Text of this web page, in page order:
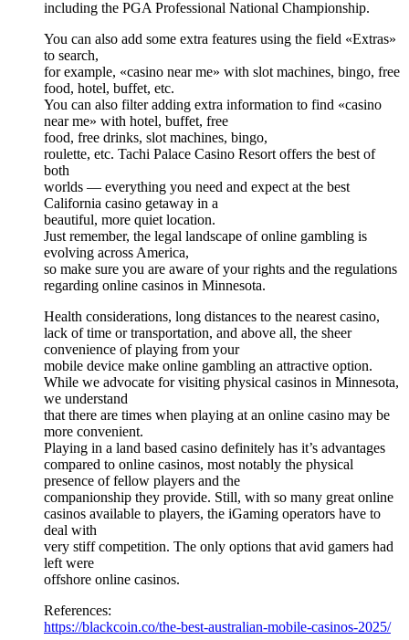
including the PGA Professional National Championship.
You can also add some extra features using the field «Extras»
to search,
for example, «casino near me» with slot machines, bingo, free
food, hotel, buffet, etc.
You can also filter adding extra information to find «casino
near me» with hotel, buffet, free
food, free drinks, slot machines, bingo,
roulette, etc. Tachi Palace Casino Resort offers the best of
both
worlds — everything you need and expect at the best
California casino getaway in a
beautiful, more quiet location.
Just remember, the legal landscape of online gambling is
evolving across America,
so make sure you are aware of your rights and the regulations
regarding online casinos in Minnesota.
Health considerations, long distances to the nearest casino,
lack of time or transportation, and above all, the sheer
convenience of playing from your
mobile device make online gambling an attractive option.
While we advocate for visiting physical casinos in Minnesota,
we understand
that there are times when playing at an online casino may be
more convenient.
Playing in a land based casino definitely has it’s advantages
compared to online casinos, most notably the physical
presence of fellow players and the
companionship they provide. Still, with so many great online
casinos available to players, the iGaming operators have to
deal with
very stiff competition. The only options that avid gamers had
left were
offshore online casinos.
References:
https://blackcoin.co/the-best-australian-mobile-casinos-2025/